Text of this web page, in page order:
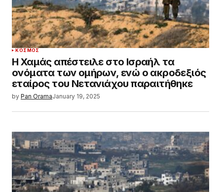
ΚΌΣΜΟΣ
Η Χαμάς απέστειλε στο Ισραήλ τα
ονόματα των ομήρων, ενώ ο ακροδεξιός
εταίρος του Νετανιάχου παραιτήθηκε
by Pan OramaJanuary 19, 2025